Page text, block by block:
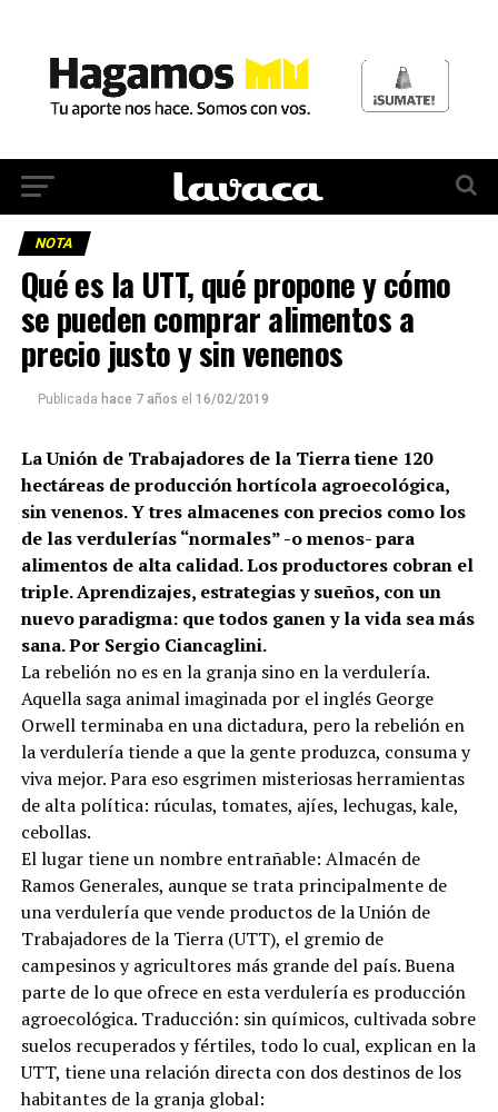
NOTA
Qué es la UTT, qué propone y cómo
se pueden comprar alimentos a
precio justo y sin venenos
Publicada hace 7 años el 16/02/2019
La Unión de Trabajadores de la Tierra tiene 120
hectáreas de producción hortícola agroecológica,
sin venenos. Y tres almacenes con precios como los
de las verdulerías “normales” -o menos- para
alimentos de alta calidad. Los productores cobran el
triple. Aprendizajes, estrategias y sueños, con un
nuevo paradigma: que todos ganen y la vida sea más
sana. Por Sergio Ciancaglini.
La rebelión no es en la granja sino en la verdulería.
Aquella saga animal imaginada por el inglés George
Orwell terminaba en una dictadura, pero la rebelión en
la verdulería tiende a que la gente produzca, consuma y
viva mejor. Para eso esgrimen misteriosas herramientas
de alta política: rúculas, tomates, ajíes, lechugas, kale,
cebollas.
El lugar tiene un nombre entrañable: Almacén de
Ramos Generales, aunque se trata principalmente de
una verdulería que vende productos de la Unión de
Trabajadores de la Tierra (UTT), el gremio de
campesinos y agricultores más grande del país. Buena
parte de lo que ofrece en esta verdulería es producción
agroecológica. Traducción: sin químicos, cultivada sobre
suelos recuperados y fértiles, todo lo cual, explican en la
UTT, tiene una relación directa con dos destinos de los
habitantes de la granja global: